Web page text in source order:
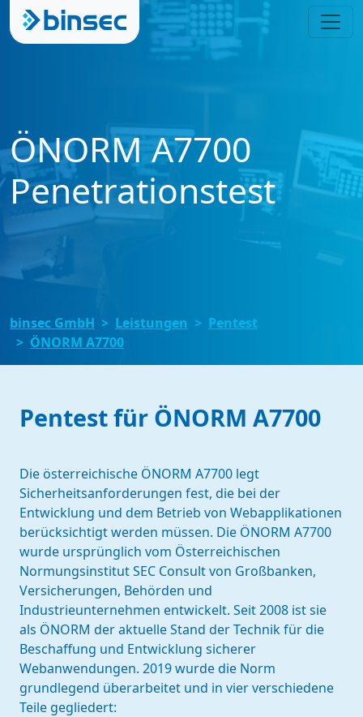
ÖNORM A7700
Penetrationstest
binsec GmbH Leistungen
Pentest
ÖNORM A7700
Pentest für ÖNORM A7700
Die österreichische ÖNORM A7700 legt
Sicherheitsanforderungen fest, die bei der
Entwicklung und dem Betrieb von Webapplikationen
berücksichtigt werden müssen. Die ÖNORM A7700
wurde ursprünglich vom Österreichischen
Normungsinstitut SEC Consult von Großbanken,
Versicherungen, Behörden und
Industrieunternehmen entwickelt. Seit 2008 ist sie
als ÖNORM der aktuelle Stand der Technik für die
Beschaffung und Entwicklung sicherer
Webanwendungen. 2019 wurde die Norm
grundlegend überarbeitet und in vier verschiedene
Teile gegliedert: